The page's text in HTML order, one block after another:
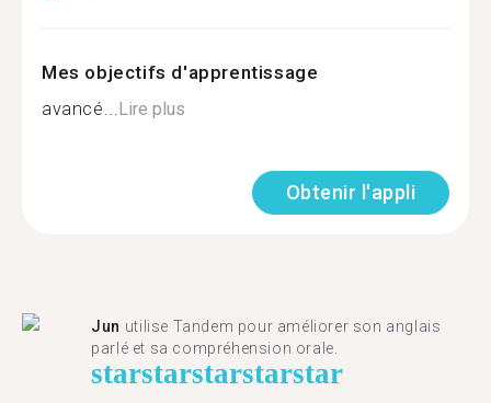
Mes objectifs d'apprentissage
avancé...Lire plus
Obtenir l'appli
Jun utilise Tandem pour améliorer son anglais
parlé et sa compréhension orale.
starstarstarstarstar